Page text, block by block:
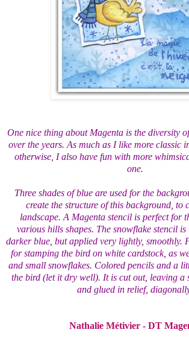
One nice thing about Magenta is the diversity
over the years. As much as I like more classic
otherwise, I also have fun with more
one.
Three shades of blue are used for the
create the structure of this background, to
landscape. A Magenta stencil is perfect for
various hills shapes. The snowflake stencil
darker blue, but applied very lightly, smoothly.
for stamping the bird on white cardstock, as
and small snowflakes. Colored pencils and a
the bird (let it dry well). It is cut out, leaving a
and glued in relief,
Nathalie Métivier - DT